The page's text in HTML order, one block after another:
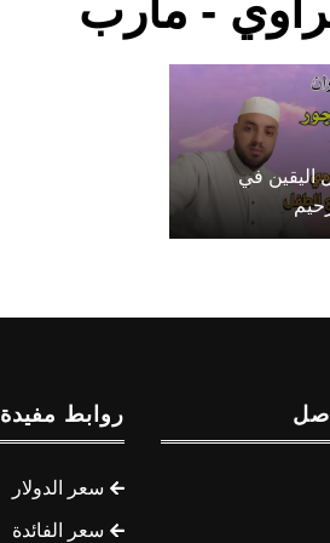
- مأرب
اليقين في
روابط مفيدة
سعر الدولار
سعر الفائدة